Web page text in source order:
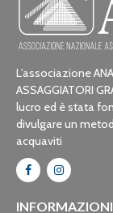
L’associazione
ASSAGGIATORI
lucro ed è stata
divulgare un
acquaviti
INFORMAZIONI